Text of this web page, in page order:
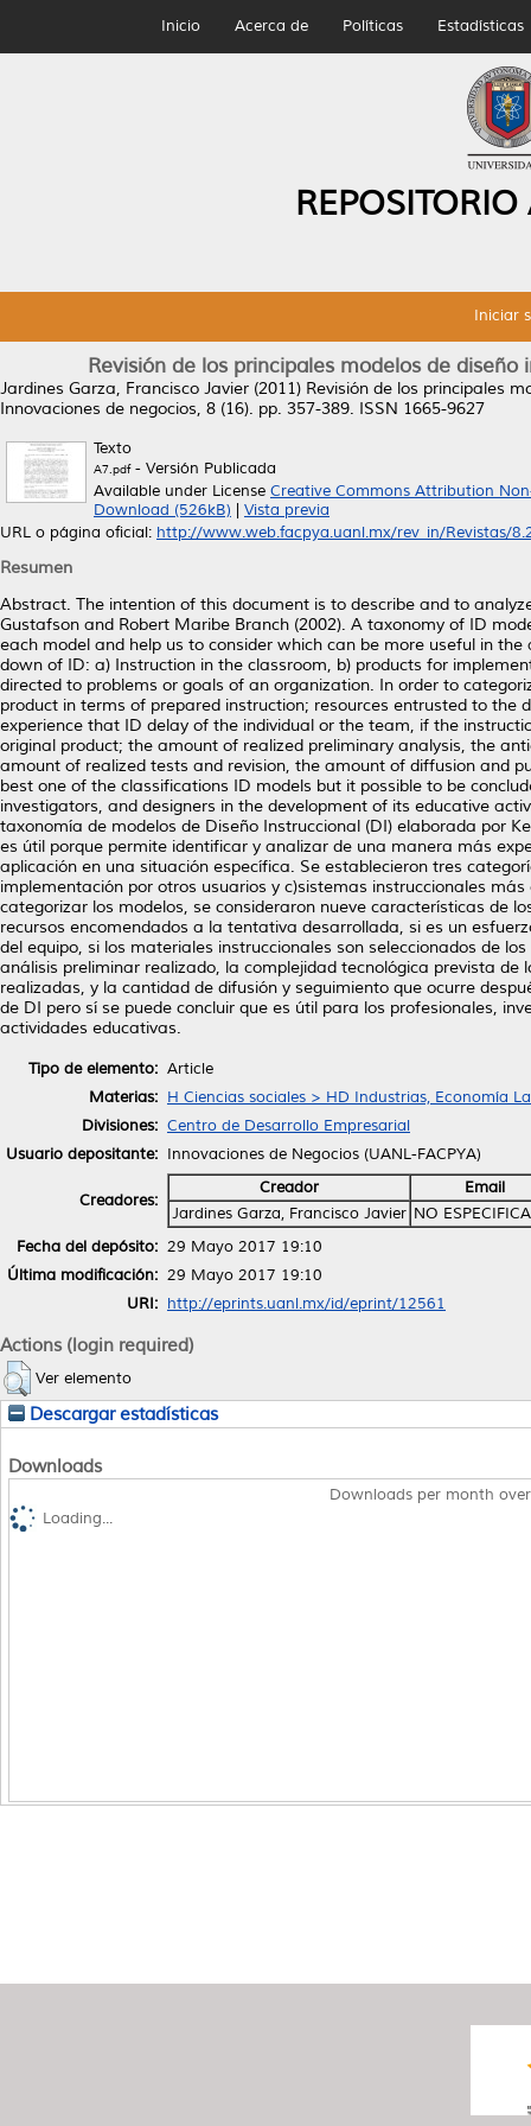
Inicio Acerca de Políticas Estadísticas
Iniciar
Revisión de los principales modelos de
Jardines Garza, Francisco Javier (2011) Revisión de los principales
Innovaciones de negocios, 8 (16). pp. 357-389. ISSN 1665-9627
Texto
A7.pdf- Versión Publicada
Available under License Creative Commons Attribution
Download (526kB)
Vista previa
URL o página oficial: http://www.web.facpya.uanl.mx/rev_in/Revistas/
Resumen
Abstract. The intention of this document is to describe and to
Gustafson and Robert Maribe Branch (2002). A taxonomy of ID
each model and help us to consider which can be more useful in
down of ID: a) Instruction in the classroom, b) products for
directed to problems or goals of an organization. In order to
product in terms of prepared instruction; resources entrusted to
experience that ID delay of the individual or the team, if the
original product; the amount of realized preliminary analysis, the
amount of realized tests and revision, the amount of diffusion and
best one of the classifications ID models but it possible to be
investigators, and designers in the development of its educative
taxonomía de modelos de Diseño Instruccional (DI) elaborada por
es útil porque permite identificar y analizar de una manera más
aplicación en una situación específica. Se establecieron tres
implementación por otros usuarios y c)sistemas instruccionales
categorizar los modelos, se consideraron nueve características de
recursos encomendados a la tentativa desarrollada, si es un
del equipo, si los materiales instruccionales son seleccionados de
análisis preliminar realizado, la complejidad tecnológica prevista
realizadas, y la cantidad de difusión y seguimiento que ocurre
de DI pero sí se puede concluir que es útil para los profesionales,
actividades educativas.
Tipo de elemento: Article
Materias: H Ciencias sociales > HD Industrias, Economía
Divisiones: Centro de Desarrollo Empresarial
Usuario depositante: Innovaciones de Negocios (UANL-FACPYA)
Creadores:
Creador
Email
Jardines Garza, Francisco Javier NO
Fecha del depósito: 29 Mayo 2017 19:10
Última modificación: 29 Mayo 2017 19:10
URI: http://eprints.uanl.mx/id/eprint/12561
Actions (login required)
Ver elemento
Descargar estadísticas
Downloads
Downloads per month
Loading...